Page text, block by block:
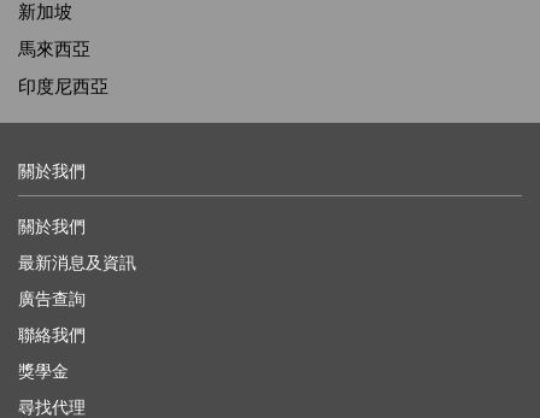
新加坡
馬來西亞
印度尼西亞
關於我們
關於我們
最新消息及資訊
廣告查詢
聯絡我們
獎學金
尋找代理